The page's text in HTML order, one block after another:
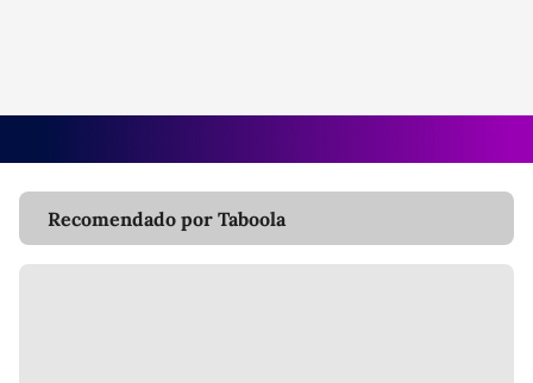
Recomendado por Taboola